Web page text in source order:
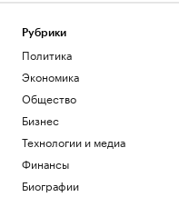
Рубрики
Политика
Экономика
Общество
Бизнес
Технологии и медиа
Финансы
Биографии